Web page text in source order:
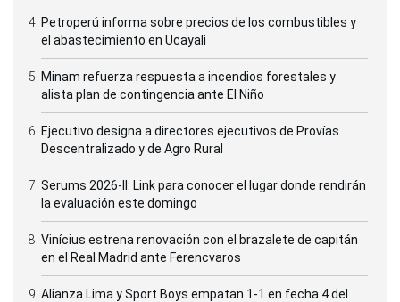
Petroperú informa sobre precios de los combustibles y
el abastecimiento en Ucayali
Minam refuerza respuesta a incendios forestales y
alista plan de contingencia ante El Niño
Ejecutivo designa a directores ejecutivos de Provías
Descentralizado y de Agro Rural
Serums 2026-II: Link para conocer el lugar donde rendirán
la evaluación este domingo
Vinícius estrena renovación con el brazalete de capitán
en el Real Madrid ante Ferencvaros
Alianza Lima y Sport Boys empatan 1-1 en fecha 4 del